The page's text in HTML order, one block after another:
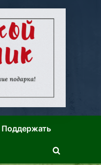
Поддержать
Toggle